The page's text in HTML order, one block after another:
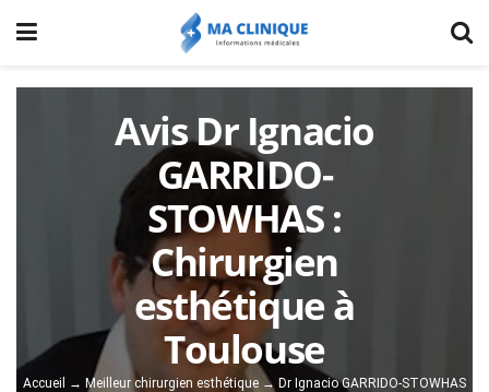
Avis Dr Ignacio
GARRIDO-
STOWHAS :
Chirurgien
esthétique à
Toulouse
Accueil → Meilleur chirurgien esthétique → Dr Ignacio GARRIDO-STOWHAS